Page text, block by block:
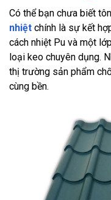
Có thể bạn chưa biết
nhiệt chính là sự kết
cách nhiệt Pu và một
loại keo chuyên dụng.
thị trường sản phẩm
cùng bền.